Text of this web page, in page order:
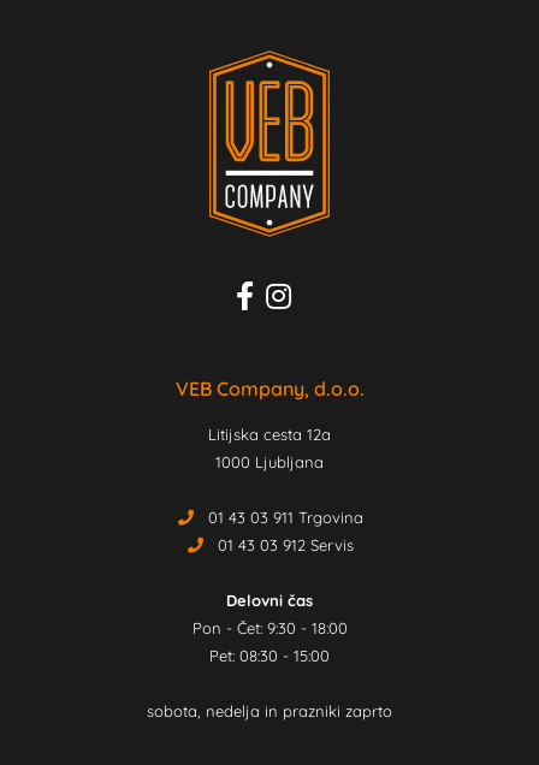
VEB Company, d.o.o.
Litijska cesta 12a
1000 Ljubljana
01 43 03 911 Trgovina
01 43 03 912 Servis
Delovni čas
Pon - Čet: 9:30 - 18:00
Pet: 08:30 - 15:00
sobota, nedelja in prazniki zaprto